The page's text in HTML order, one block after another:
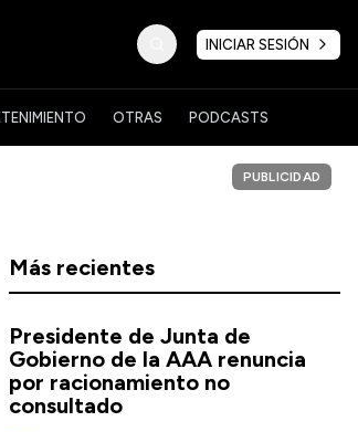
INICIAR SESIÓN
OTRAS PODCASTS
PUBLICIDAD
Más recientes
Presidente de Junta de
Gobierno de la AAA renuncia
por racionamiento no
consultado